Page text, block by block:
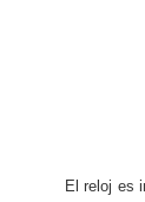
El reloj es